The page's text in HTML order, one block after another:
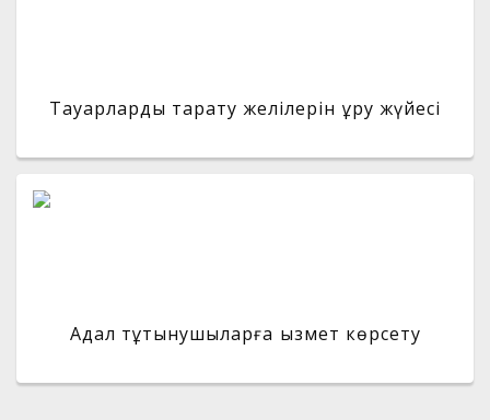
Тауарларды тарату желілерін құру жүйесі
Адал тұтынушыларға қызмет көрсету